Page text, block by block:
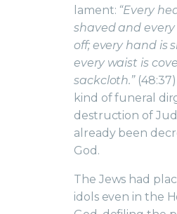
lament: “Every
shaved and
off; every hand is
every waist is
sackcloth.”(48:37)
kind of funeral
destruction of
already been
God.
The Jews had
idols even in the